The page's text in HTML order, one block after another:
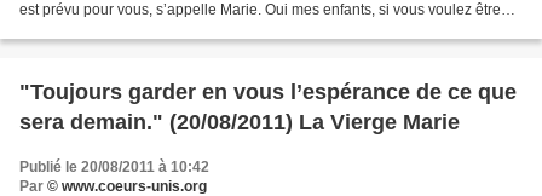
est prévu pour vous, s’appelle Marie. Oui mes enfants, si vous voulez être
"Toujours garder en vous l’espérance de ce que
sera demain." (20/08/2011) La Vierge Marie
Publié le 20/08/2011 à 10:42
Par © www.coeurs-unis.org